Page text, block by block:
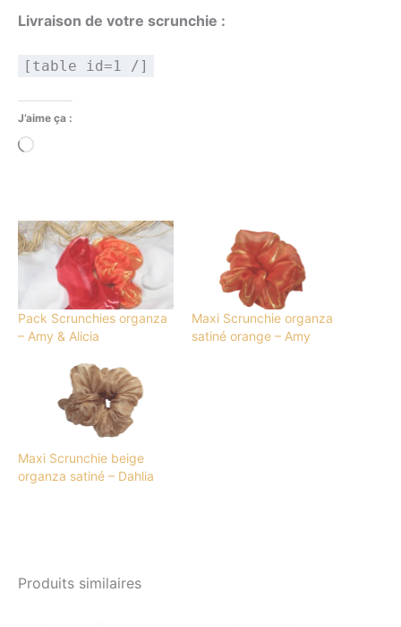
Livraison de votre scrunchie :
[table id=1 /]
J’aime ça :
Chargement…
Pack Scrunchies organza
– Amy & Alicia
Maxi Scrunchie organza
satiné orange – Amy
Maxi Scrunchie beige
organza satiné – Dahlia
Produits similaires